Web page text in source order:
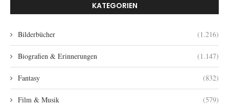
KATEGORIEN
Bilderbücher (1.216)
Biografien & Erinnerungen (1.147)
Fantasy (832)
Film & Musik (579)